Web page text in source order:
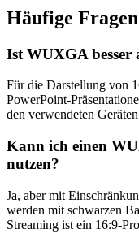
Häufige
Ist WUXGA
Für die Darstellung von
PowerPoint-
den verwendeten
Kann ich einen
nutzen?
Ja, aber mit
werden mit schwarzen
Streaming ist ein 16:9-